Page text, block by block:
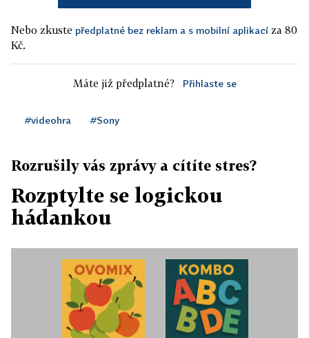
Nebo zkuste předplatné bez reklam a s mobilní aplikací za 80
Kč.
Máte již předplatné? Přihlaste se
#videohra #Sony
Rozrušily vás zprávy a cítíte stres?
Rozptylte se logickou
hádankou